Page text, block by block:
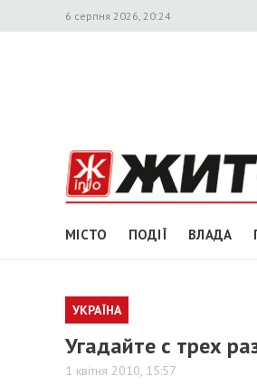
6 серпня 2026, 20:24
МІСТО ПОДІЇ ВЛАДА
УКРАЇНА
Угадайте с трех
1 квітня 2010, 15:57